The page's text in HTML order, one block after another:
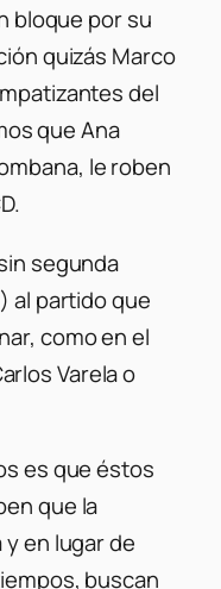
bloque por su
quizás Marco
del
que Ana
le roben
segunda
al partido que
como en el
Varela o
es que éstos
que la
en lugar de
buscan